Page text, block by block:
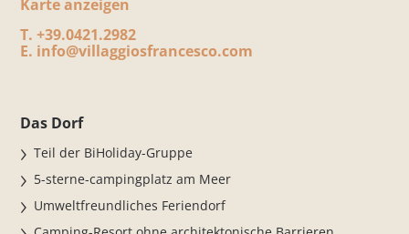
Karte anzeigen
T. +39.0421.2982
E. info@villaggiosfrancesco.com
Das Dorf
Teil der BiHoliday-Gruppe
5-sterne-campingplatz am Meer
Umweltfreundliches Feriendorf